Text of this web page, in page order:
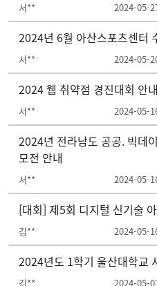
서** 2024-05-
2024년 6월 아산스포츠센터
서** 2024-05-
2024 웹 취약점 경진대회 안내
서** 2024-05-
2024년 전라남도 공공. 빅데
모전 안내
서** 2024-05-
[대회] 제5회 디지털 신기술
김** 2024-05-
2024년도 1학기 울산대학교
김** 2024-05-